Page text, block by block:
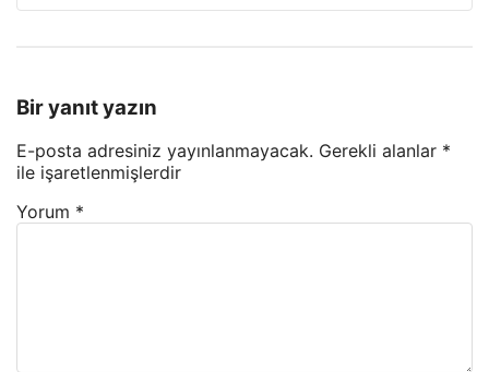
Bir yanıt yazın
E-posta adresiniz yayınlanmayacak. Gerekli alanlar *
ile işaretlenmişlerdir
Yorum *